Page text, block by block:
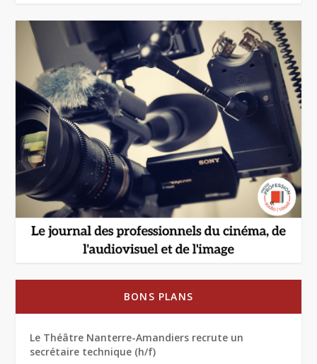
BONS PLANS
Le Théâtre Nanterre-Amandiers recrute un
secrétaire technique (h/f)